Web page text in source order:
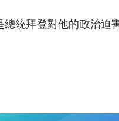
統拜登對他的政治迫